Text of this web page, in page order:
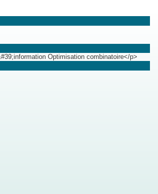
Optimisation combinatoire</p>